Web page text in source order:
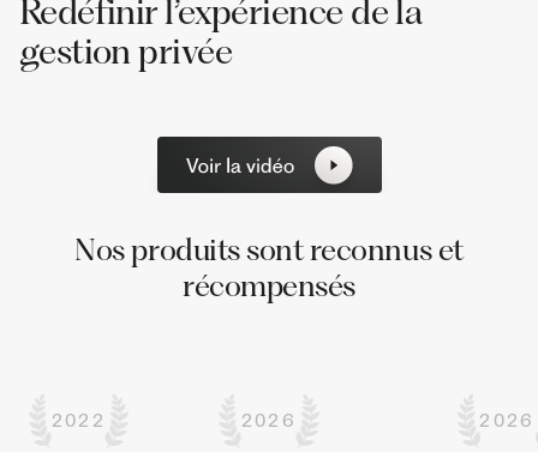
Redéfinir l’expérience de la
gestion privée
Nos produits sont reconnus et
récompensés
2022 2026 2026